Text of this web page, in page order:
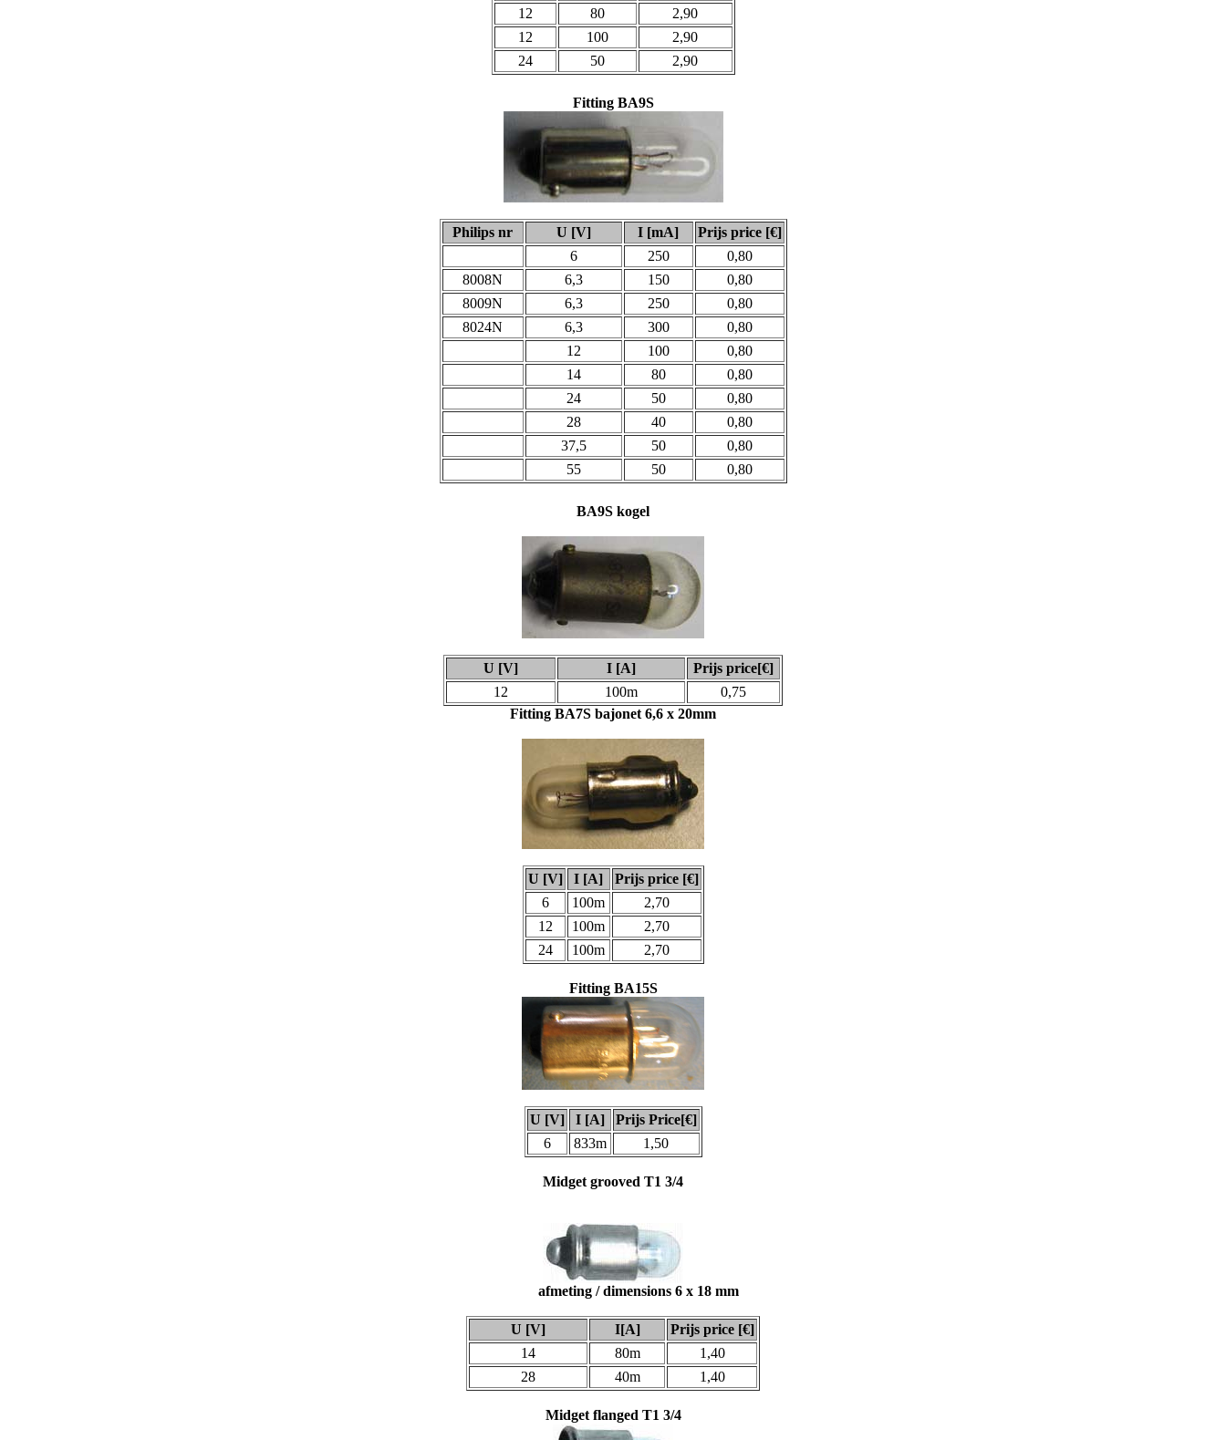
12
80
2,90
12
100
2,90
24
50 2,90
Fitting BA9S
Philips nr U [V] I [mA]
Prijs price [€]
6
250
0,80
8008N
6,3 150
0,80
8009N
6,3 250
0,80
8024N
6,3 300
0,80
12
100
0,80
14
80
0,80
24
50
0,80
28
40
0,80
37,5
50
0,80
55
50 0,80
BA9S kogel
U [V] I [A]
Prijs price[€]
12
100m
0,75
Fitting BA7S bajonet 6,6 x 20mm
U [V] I [A]
Prijs price [€]
6
100m
2,70
12
100m
2,70
24
100m 2,70
Fitting BA15S
U [V] I [A]
Prijs Price[€]
6
833m 1,50
Midget grooved T1 3/4
afmeting / dimensions 6 x 18 mm
U [V] I[A]
Prijs price [€]
14
80m
1,40
28
40m 1,40
Midget flanged T1 3/4